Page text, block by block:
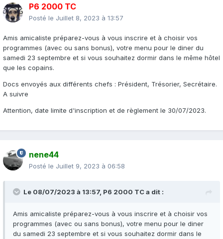
P6 2000 TC
Posté le Juillet 8, 2023 à 13:57
Amis amicaliste préparez-vous à vous inscrire et à choisir vos
programmes (avec ou sans bonus), votre menu pour le diner du
samedi 23 septembre et si vous souhaitez dormir dans le même hôtel
que les copains.
Docs envoyés aux différents chefs : Président, Trésorier, Secrétaire.
A suivre
Attention, date limite d'inscription et de règlement le 30/07/2023.
nene44
Posté le Juillet 9, 2023 à 06:58
Le 08/07/2023 à 13:57, P6 2000 TCa dit :
Amis amicaliste préparez-vous à vous inscrire et à choisir vos
programmes (avec ou sans bonus), votre menu pour le diner
du samedi 23 septembre et si vous souhaitez dormir dans le